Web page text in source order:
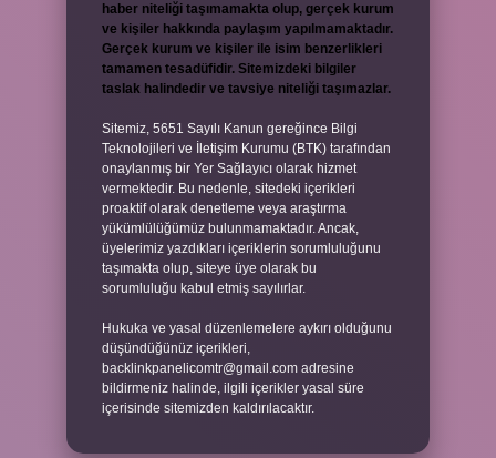
haber niteliği taşımamakta olup, gerçek kurum
ve kişiler hakkında paylaşım yapılmamaktadır.
Gerçek kurum ve kişiler ile isim benzerlikleri
tamamen tesadüfidir. Sitemizdeki bilgiler
taslak halindedir ve tavsiye niteliği taşımazlar.
Sitemiz, 5651 Sayılı Kanun gereğince Bilgi
Teknolojileri ve İletişim Kurumu (BTK) tarafından
onaylanmış bir Yer Sağlayıcı olarak hizmet
vermektedir. Bu nedenle, sitedeki içerikleri
proaktif olarak denetleme veya araştırma
yükümlülüğümüz bulunmamaktadır. Ancak,
üyelerimiz yazdıkları içeriklerin sorumluluğunu
taşımakta olup, siteye üye olarak bu
sorumluluğu kabul etmiş sayılırlar.
Hukuka ve yasal düzenlemelere aykırı olduğunu
düşündüğünüz içerikleri,
backlinkpanelicomtr@gmail.com adresine
bildirmeniz halinde, ilgili içerikler yasal süre
içerisinde sitemizden kaldırılacaktır.